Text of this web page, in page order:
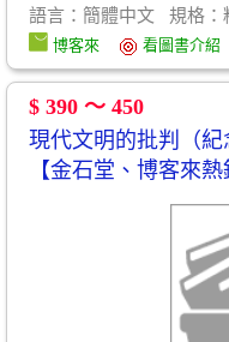
語言：簡體中文 規格：
博客來 看圖書介紹
$ 390 ～ 450
現代文明的批判（
【金石堂、博客來熱